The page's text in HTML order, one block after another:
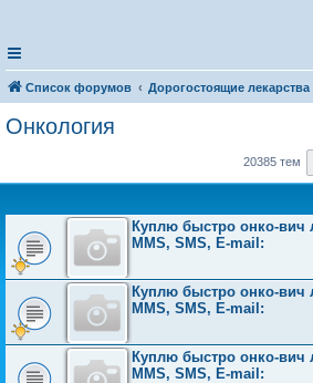
Список форумов Дорогостоящие
Онкология
20385 тем
Куплю быстро онко-вич
MMS, SMS, E-mail:
Куплю быстро онко-вич
MMS, SMS, E-mail:
Куплю быстро онко-вич
MMS, SMS, E-mail: